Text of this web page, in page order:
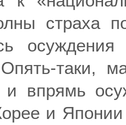
страха
таки,
и впрямь
и Японии